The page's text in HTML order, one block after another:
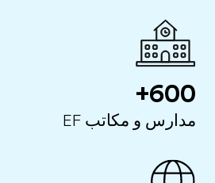
600+
مدارس و مكاتب EF